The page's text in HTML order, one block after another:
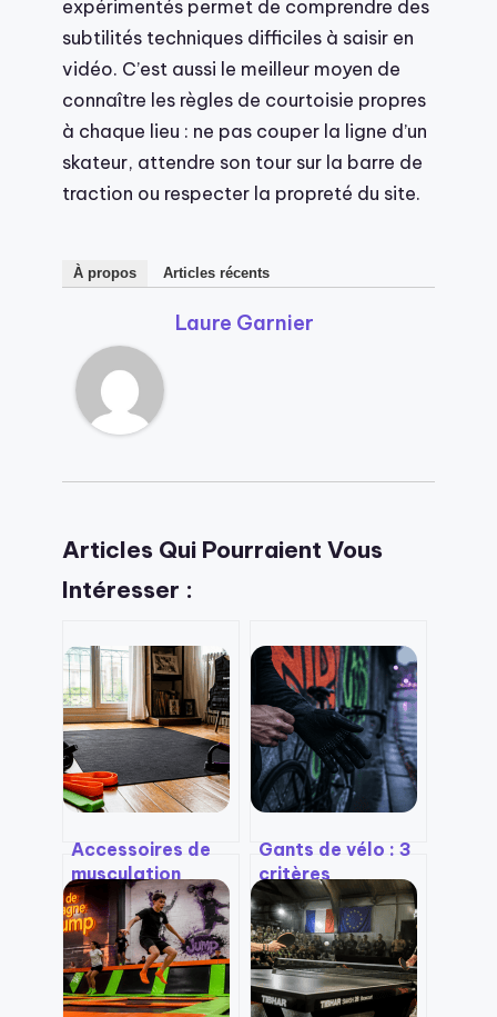
expérimentés permet de comprendre des
subtilités techniques difficiles à saisir en
vidéo. C’est aussi le meilleur moyen de
connaître les règles de courtoisie propres
à chaque lieu : ne pas couper la ligne d’un
skateur, attendre son tour sur la barre de
traction ou respecter la propreté du site.
À propos Articles récents
Laure Garnier
Articles Qui Pourraient Vous
Intéresser :
Accessoires de
musculation
maison : 5 outils
compacts pour
progresser sans
encombrer votre
intérieur
Gants de vélo : 3
critères
techniques pour
choisir la
protection idéale